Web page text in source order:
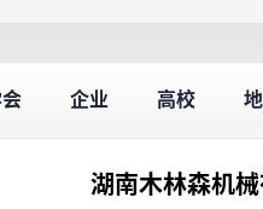
企业 高校
湖南木林森机